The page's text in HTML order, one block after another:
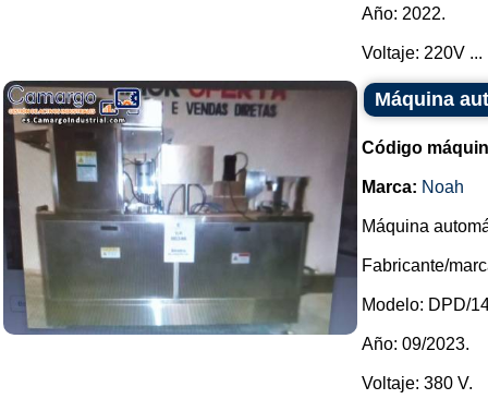
Año: 2022.
Voltaje: 220V ...
Máquina
Código
Marca: Noah
Máquina
Fabricante/
Modelo: DPD/
Año: 09/2023.
Voltaje: 380 V.